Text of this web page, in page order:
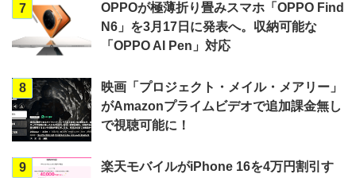
7
OPPOが極薄折り畳みスマホ「OPPO Find
N6」を3月17日に発表へ。収納可能な
「OPPO AI Pen」対応
8
映画「プロジェクト・メイル・メアリー」
がAmazonプライムビデオで追加課金無し
で視聴可能に！
9
楽天モバイルがiPhone 16を4万円割引す